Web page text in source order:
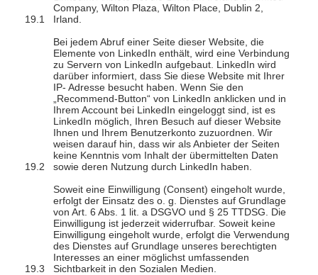
Company, Wilton Plaza, Wilton Place, Dublin 2,
Irland.
Bei jedem Abruf einer Seite dieser Website, die
Elemente von LinkedIn enthält, wird eine Verbindung
zu Servern von LinkedIn aufgebaut. LinkedIn wird
darüber informiert, dass Sie diese Website mit Ihrer
IP- Adresse besucht haben. Wenn Sie den
„Recommend-Button“ von LinkedIn anklicken und in
Ihrem Account bei LinkedIn eingeloggt sind, ist es
LinkedIn möglich, Ihren Besuch auf dieser Website
Ihnen und Ihrem Benutzerkonto zuzuordnen. Wir
weisen darauf hin, dass wir als Anbieter der Seiten
keine Kenntnis vom Inhalt der übermittelten Daten
sowie deren Nutzung durch LinkedIn haben.
Soweit eine Einwilligung (Consent) eingeholt wurde,
erfolgt der Einsatz des o. g. Dienstes auf Grundlage
von Art. 6 Abs. 1 lit. a DSGVO und § 25 TTDSG. Die
Einwilligung ist jederzeit widerrufbar. Soweit keine
Einwilligung eingeholt wurde, erfolgt die Verwendung
des Dienstes auf Grundlage unseres berechtigten
Interesses an einer möglichst umfassenden
Sichtbarkeit in den Sozialen Medien.